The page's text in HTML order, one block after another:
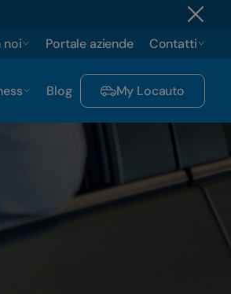
noi Portale aziende Contatti
Blog My Locauto